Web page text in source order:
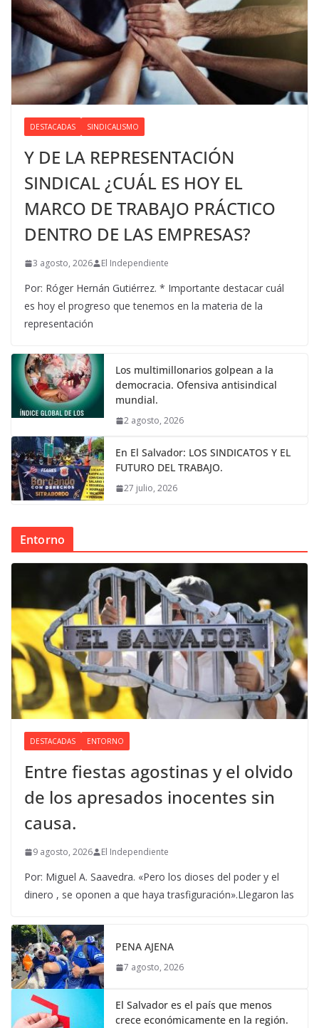
DESTACADAS SINDICALISMO
Y DE LA REPRESENTACIÓN
SINDICAL ¿CUÁL ES HOY EL
MARCO DE TRABAJO PRÁCTICO
DENTRO DE LAS EMPRESAS?
3 agosto, 2026 El Independiente
Por: Róger Hernán Gutiérrez. * Importante destacar cuál
es hoy el progreso que tenemos en la materia de la
representación
Los multimillonarios golpean a la
democracia. Ofensiva antisindical
mundial.
2 agosto, 2026
En El Salvador: LOS SINDICATOS Y EL
FUTURO DEL TRABAJO.
27 julio, 2026
Entorno
DESTACADAS ENTORNO
Entre fiestas agostinas y el olvido
de los apresados inocentes sin
causa.
9 agosto, 2026 El Independiente
Por: Miguel A. Saavedra. «Pero los dioses del poder y el
dinero , se oponen a que haya trasfiguración».Llegaron las
PENA AJENA
7 agosto, 2026
El Salvador es el país que menos
crece económicamente en la región.